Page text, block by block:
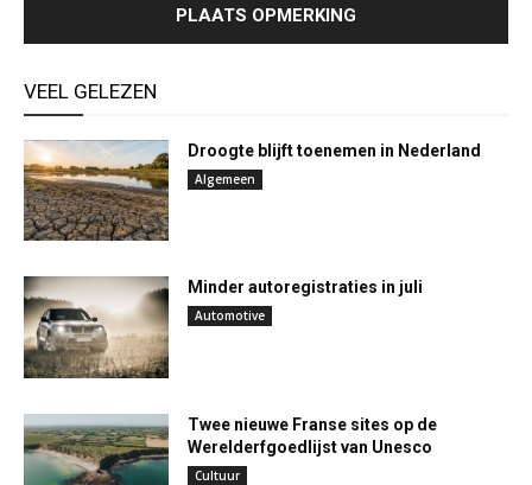
VEEL GELEZEN
Droogte blijft toenemen in Nederland
Algemeen
Minder autoregistraties in juli
Automotive
Twee nieuwe Franse sites op de
Werelderfgoedlijst van Unesco
Cultuur